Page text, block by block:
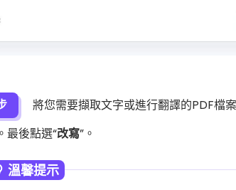
將您需要擷取文字或進行翻譯的PDF檔
最後點選“改寫”。
溫馨提示